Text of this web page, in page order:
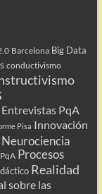
Barcelona Big Data
conductivismo
Entrevistas PqA
Pisa Innovación
Neurociencia
PqA Procesos
Realidad
sobre las